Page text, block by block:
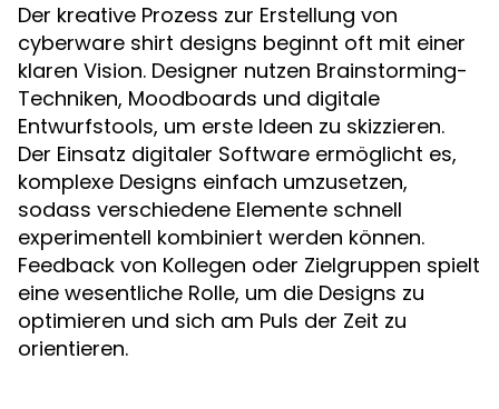
Der kreative Prozess zur Erstellung von
cyberware shirt designs beginnt oft mit einer
klaren Vision. Designer nutzen Brainstorming-
Techniken, Moodboards und digitale
Entwurfstools, um erste Ideen zu skizzieren.
Der Einsatz digitaler Software ermöglicht es,
komplexe Designs einfach umzusetzen,
sodass verschiedene Elemente schnell
experimentell kombiniert werden können.
Feedback von Kollegen oder Zielgruppen spielt
eine wesentliche Rolle, um die Designs zu
optimieren und sich am Puls der Zeit zu
orientieren.